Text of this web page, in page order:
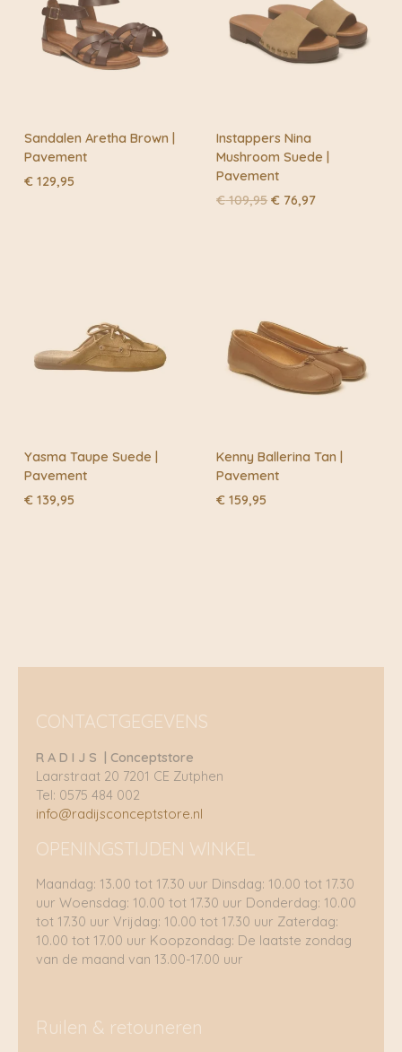
Sandalen Aretha Brown |
Pavement
€ 129,95
Instappers Nina
Mushroom Suede |
Pavement
€109,95 Oorspronkelijke
€ 76,97Huidige
Yasma Taupe Suede |
Pavement
€ 139,95
Kenny Ballerina Tan |
Pavement
€ 159,95
CONTACTGEGEVENS
R A D I J S | Conceptstore
Laarstraat 20 7201 CE Zutphen
Tel: 0575 484 002
info@radijsconceptstore.nl
OPENINGSTIJDEN WINKEL
Maandag: 13.00 tot 17.30 uur Dinsdag: 10.00 tot 17.30
uur Woensdag: 10.00 tot 17.30 uur Donderdag: 10.00
tot 17.30 uur Vrijdag: 10.00 tot 17.30 uur Zaterdag:
10.00 tot 17.00 uur Koopzondag: De laatste zondag
van de maand van 13.00-17.00 uur
Ruilen & retouneren